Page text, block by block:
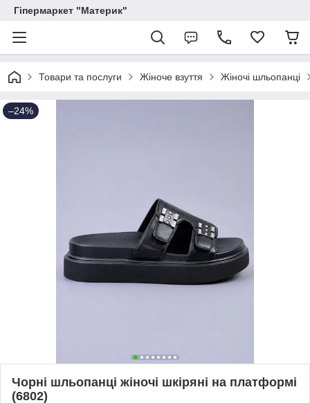
Гіпермаркет "Материк"
Товари та послуги Жіноче взуття Жіночі шльопанці
–24%
Чорні шльопанці жіночі шкіряні на платформі
(6802)